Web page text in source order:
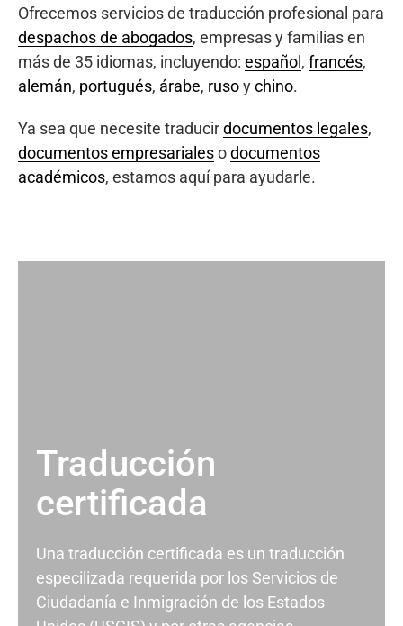
Ofrecemos servicios de traducción profesional para
despachos de abogados, empresas y familias en
más de 35 idiomas, incluyendo: español , francés,
alemán, portugués, árabe, rusoychino.
Ya sea que necesite traducirdocumentos legales,
documentos empresarialesodocumentos
académicos, estamos aquí para ayudarle.
Traducción
certificada
Una traducción certificada es un traducción
especilizada requerida por los Servicios de
Ciudadanía e Inmigración de los Estados